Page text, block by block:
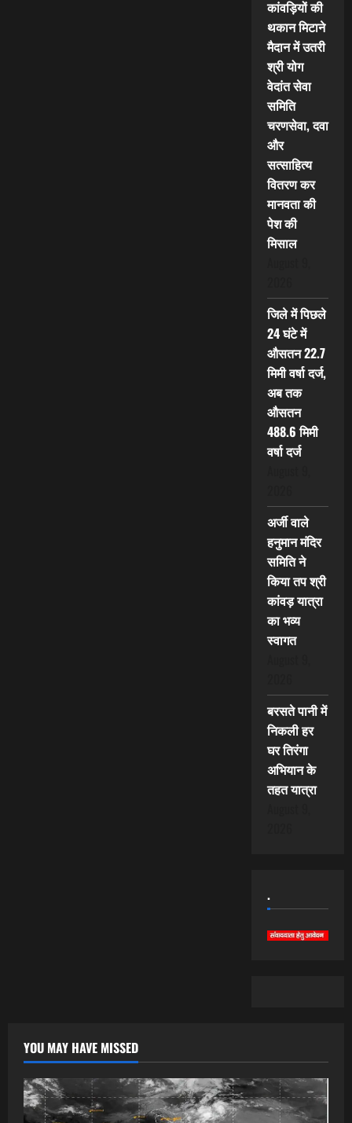
कांवड़ियों की
थकान मिटाने
मैदान में उतरी
श्री योग
वेदांत सेवा
समिति
चरणसेवा, दवा
और
सत्साहित्य
वितरण कर
मानवता की
पेश की
मिसाल
जिले में पिछले
24 घंटे में
औसतन 22.7
मिमी वर्षा दर्ज,
अब तक
औसतन
488.6 मिमी
वर्षा दर्ज
अर्जी वाले
हनुमान मंदिर
समिति ने
किया तप श्री
कांवड़ यात्रा
का भव्य
स्वागत
बरसते पानी में
निकली हर
घर तिरंगा
अभियान के
तहत यात्रा
.
YOU MAY HAVE MISSED